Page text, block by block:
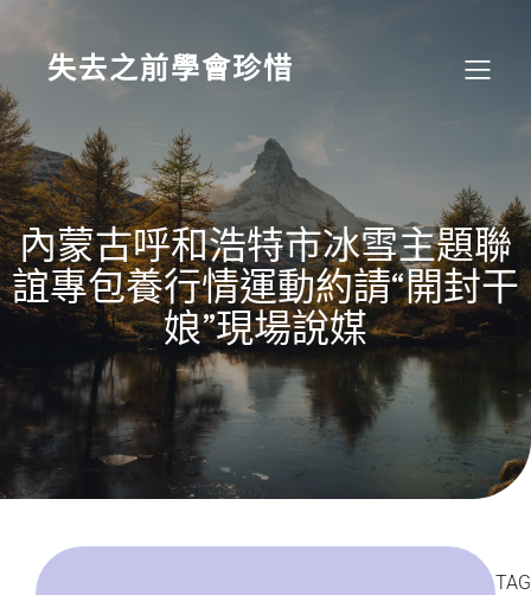
content
失去之前學會珍惜
內蒙古呼和浩特市冰雪主題聯
誼專包養行情運動約請“開封干
娘”現場說媒